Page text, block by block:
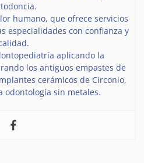
humano, que ofrece servicios
especialidades con confianza y
aplicando la
los antiguos empastes de
cerámicos de Circonio,
odontología sin metales.